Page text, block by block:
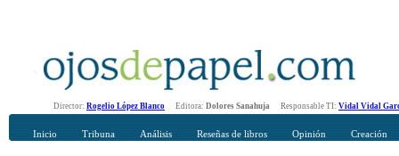
Director: Rogelio López Blanco Editora: Dolores Sanahuja Responsable TI: Vidal Vidal
Inicio Tribuna Análisis Reseñas de libros Opinión Creación